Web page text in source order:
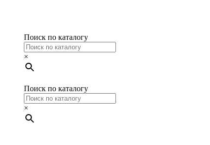
Поиск по каталогу
×
Поиск по каталогу
×